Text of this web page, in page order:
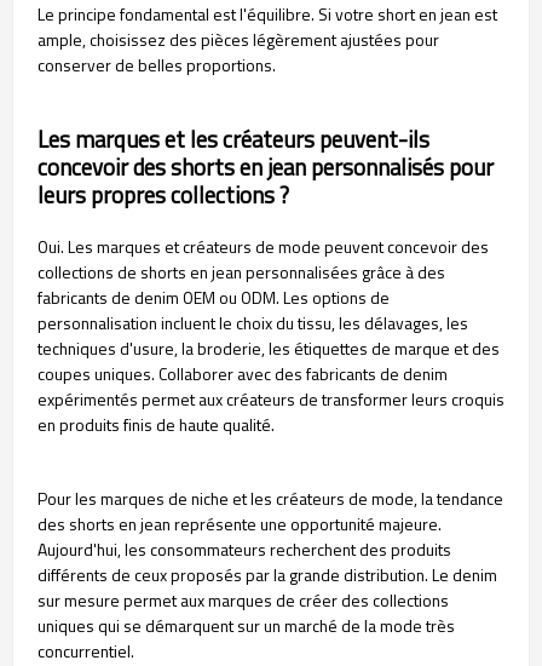
Le principe fondamental est l'équilibre. Si votre short en jean est
ample, choisissez des pièces légèrement ajustées pour
conserver de belles proportions.
Les marques et les créateurs peuvent-ils
concevoir des shorts en jean personnalisés pour
leurs propres collections ?
Oui. Les marques et créateurs de mode peuvent concevoir des
collections de shorts en jean personnalisées grâce à des
fabricants de denim OEM ou ODM. Les options de
personnalisation incluent le choix du tissu, les délavages, les
techniques d'usure, la broderie, les étiquettes de marque et des
coupes uniques. Collaborer avec des fabricants de denim
expérimentés permet aux créateurs de transformer leurs croquis
en produits finis de haute qualité.
Pour les marques de niche et les créateurs de mode, la tendance
des shorts en jean représente une opportunité majeure.
Aujourd'hui, les consommateurs recherchent des produits
différents de ceux proposés par la grande distribution. Le denim
sur mesure permet aux marques de créer des collections
uniques qui se démarquent sur un marché de la mode très
concurrentiel.